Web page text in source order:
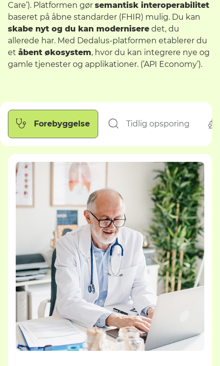
Care’). Platformen gør semantisk interoperabilitet
baseret på åbne standarder (FHIR) mulig. Du kan
skabe nyt og du kan modernisere det, du
allerede har. Med Dedalus-platformen etablerer du
et åbent økosystem, hvor du kan integrere nye og
gamle tjenester og applikationer. (’API Economy’).
Forebyggelse Tidlig opsporing